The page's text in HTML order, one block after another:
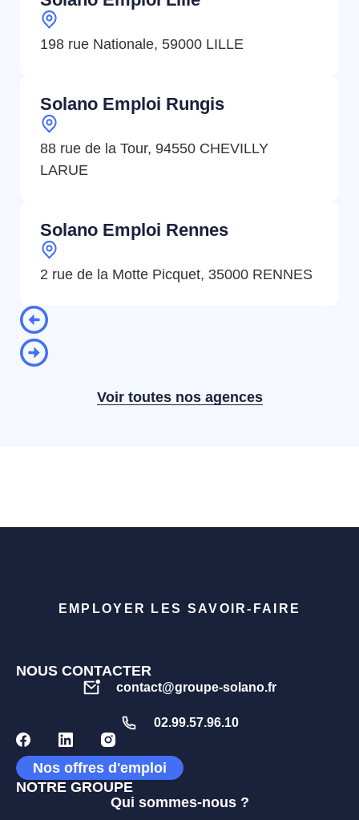
198 rue Nationale, 59000 LILLE
Solano Emploi Rungis
88 rue de la Tour, 94550 CHEVILLY
LARUE
Solano Emploi Rennes
2 rue de la Motte Picquet, 35000 RENNES
Voir toutes nos agences
EMPLOYER LES SAVOIR-FAIRE
NOUS CONTACTER
contact@groupe-solano.fr
02.99.57.96.10
Nos offres d'emploi
NOTRE GROUPE
Qui sommes-nous ?